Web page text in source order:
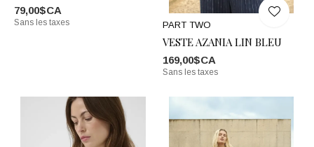
79,00$CA
Sans les taxes PART TWO
VESTE AZANIA LIN BLEU
169,00$CA
Sans les taxes